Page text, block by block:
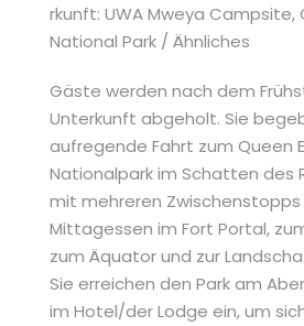
rkunft: UWA Mweya Campsite,
National Park / Ähnliches
Gäste werden nach dem
Unterkunft abgeholt. Sie
aufregende Fahrt zum Queen
Nationalpark im Schatten des
mit mehreren Zwischenstopps
Mittagessen im Fort Portal,
zum Äquator und zur
Sie erreichen den Park am
im Hotel/der Lodge ein, um